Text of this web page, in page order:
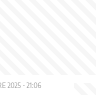
2025 - 21:06